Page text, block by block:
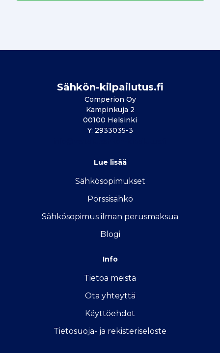
Sähkön-kilpailutus.fi
Comperion Oy
Kampinkuja 2
00100 Helsinki
Y: 2933035-3
Lue lisää
Sähkösopimukset
Pörssisähkö
Sähkösopimus ilman perusmaksua
Blogi
Info
Tietoa meistä
Ota yhteyttä
Käyttöehdot
Tietosuoja- ja rekisteriseloste